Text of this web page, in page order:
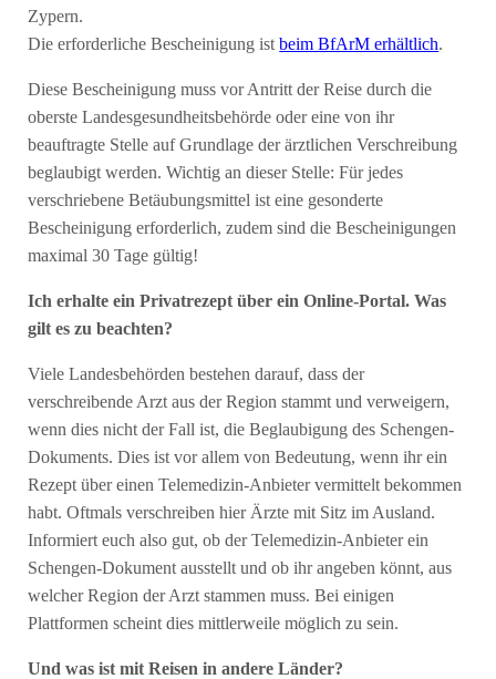
Zypern.
Die erforderliche Bescheinigung istbeim BfArM erhältlich.
Diese Bescheinigung muss vor Antritt der Reise durch die
oberste Landesgesundheitsbehörde oder eine von ihr
beauftragte Stelle auf Grundlage der ärztlichen Verschreibung
beglaubigt werden. Wichtig an dieser Stelle: Für jedes
verschriebene Betäubungsmittel ist eine gesonderte
Bescheinigung erforderlich, zudem sind die Bescheinigungen
maximal 30 Tage gültig!
Ich erhalte ein Privatrezept über ein Online-Portal. Was
gilt es zu beachten?
Viele Landesbehörden bestehen darauf, dass der
verschreibende Arzt aus der Region stammt und verweigern,
wenn dies nicht der Fall ist, die Beglaubigung des Schengen-
Dokuments. Dies ist vor allem von Bedeutung, wenn ihr ein
Rezept über einen Telemedizin-Anbieter vermittelt bekommen
habt. Oftmals verschreiben hier Ärzte mit Sitz im Ausland.
Informiert euch also gut, ob der Telemedizin-Anbieter ein
Schengen-Dokument ausstellt und ob ihr angeben könnt, aus
welcher Region der Arzt stammen muss. Bei einigen
Plattformen scheint dies mittlerweile möglich zu sein.
Und was ist mit Reisen in andere Länder?